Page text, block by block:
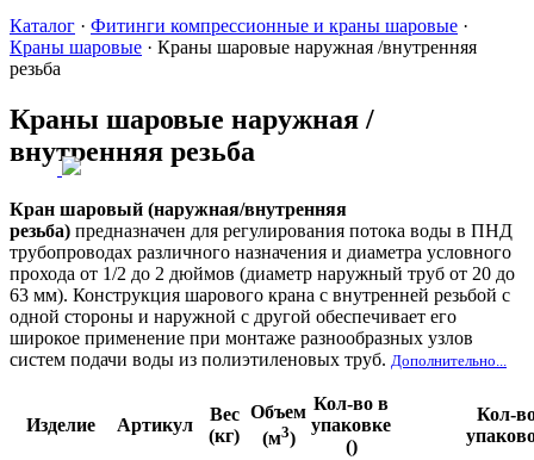
Каталог · Фитинги компрессионные и краны шаровые ·
Краны шаровые · Краны шаровые наружная /внутренняя
резьба
Краны шаровые наружная /
внутренняя резьба
Кран шаровый (наружная/внутренняя
резьба) предназначен для регулирования потока воды в ПНД
трубопроводах различного назначения и диаметра условного
прохода от 1/2 до 2 дюймов (диаметр наружный труб от 20 до
63 мм). Конструкция шарового крана с внутренней резьбой с
одной стороны и наружной с другой обеспечивает его
широкое применение при монтаже разнообразных узлов
систем подачи воды из полиэтиленовых труб. Дополнительно...
Изделие Артикул
Вес
(кг)
Объем
(м3)
Кол-во в
упаковке
()
Кол-